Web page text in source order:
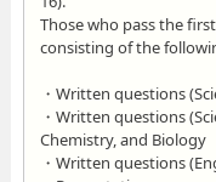
Those who pass the
consisting of the
・Written questions
・Written questions
Chemistry, and Biology
・Written questions